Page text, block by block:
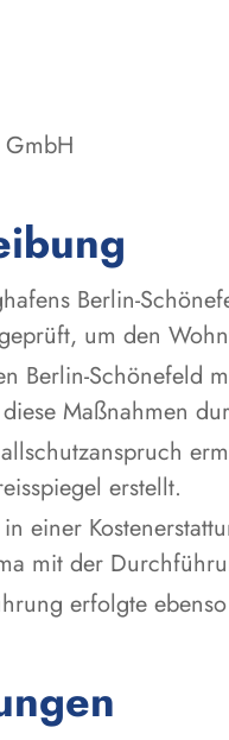
Berlin-
um den
Berlin-Schönefeld
Maßnahmen
erstellt.
einer
mit der
erfolgte